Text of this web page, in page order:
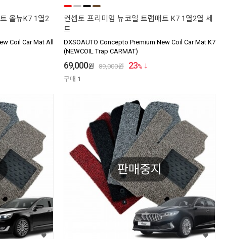
올뉴K7 1열2
Coil Car Mat All
컨셉토 프리미엄 뉴코일 트랩매트 K7 1열2열 세
트
DXSOAUTO Concepto Premium New Coil Car Mat K7
(NEWCOIL Trap CARMAT)
69,000원 89,000원 23%
구매 1
판매중지